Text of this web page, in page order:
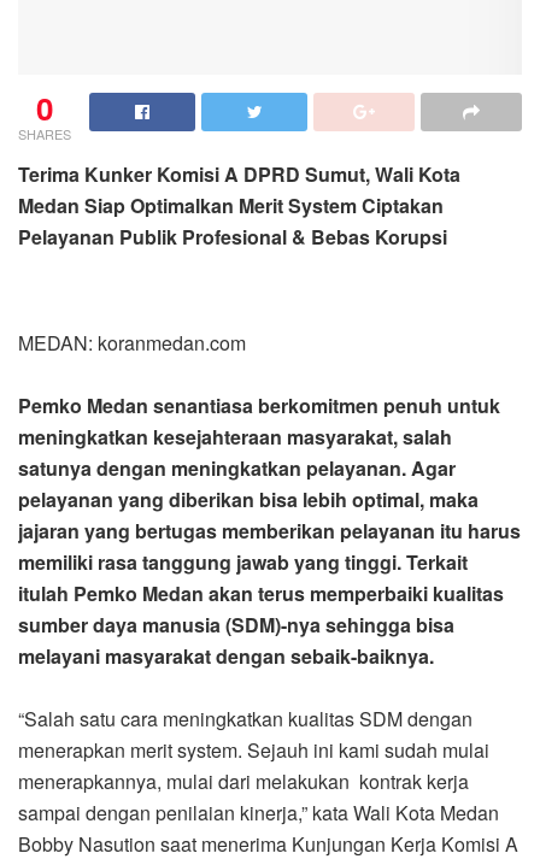
0
SHARES
Terima Kunker Komisi A DPRD Sumut, Wali Kota
Medan Siap Optimalkan Merit System Ciptakan
Pelayanan Publik Profesional & Bebas Korupsi
MEDAN: koranmedan.com
Pemko Medan senantiasa berkomitmen penuh untuk
meningkatkan kesejahteraan masyarakat, salah
satunya dengan meningkatkan pelayanan. Agar
pelayanan yang diberikan bisa lebih optimal, maka
jajaran yang bertugas memberikan pelayanan itu harus
memiliki rasa tanggung jawab yang tinggi. Terkait
itulah Pemko Medan akan terus memperbaiki kualitas
sumber daya manusia (SDM)-nya sehingga bisa
melayani masyarakat dengan sebaik-baiknya.
“Salah satu cara meningkatkan kualitas SDM dengan
menerapkan merit system. Sejauh ini kami sudah mulai
menerapkannya, mulai dari melakukan kontrak kerja
sampai dengan penilaian kinerja,” kata Wali Kota Medan
Bobby Nasution saat menerima Kunjungan Kerja Komisi A